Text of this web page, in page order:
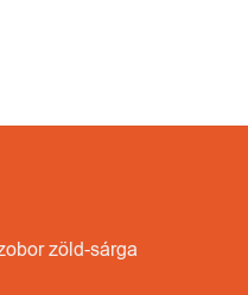
zöld-sárga